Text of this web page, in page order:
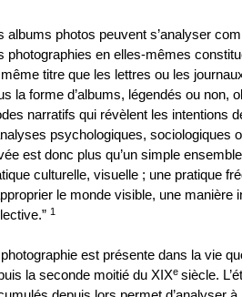
albums photos peuvent s’analyser
photographies en elles-mêmes
titre que les lettres ou les
la forme d’albums, légendés ou non,
narratifs qui révèlent les intentions
psychologiques, sociologiques
est donc plus qu’un simple
culturelle, visuelle ; une pratique
le monde visible, une manière
1
photographie est présente dans la vie
la seconde moitié du XIXe siècle.